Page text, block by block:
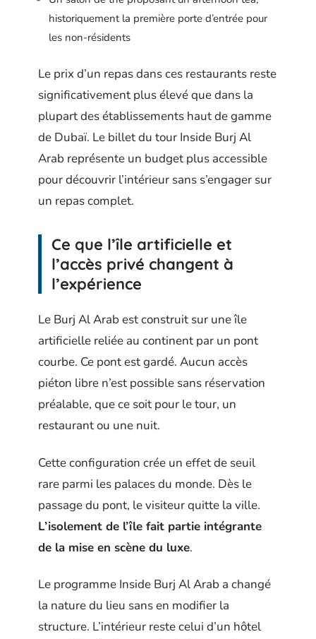
historiquement la première porte d’entrée pour
les non-résidents
Le prix d’un repas dans ces restaurants reste
significativement plus élevé que dans la
plupart des établissements haut de gamme
de Dubaï. Le billet du tour Inside Burj Al
Arab représente un budget plus accessible
pour découvrir l’intérieur sans s’engager sur
un repas complet.
Ce que l’île artificielle et
l’accès privé changent à
l’expérience
Le Burj Al Arab est construit sur une île
artificielle reliée au continent par un pont
courbe. Ce pont est gardé. Aucun accès
piéton libre n’est possible sans réservation
préalable, que ce soit pour le tour, un
restaurant ou une nuit.
Cette configuration crée un effet de seuil
rare parmi les palaces du monde. Dès le
passage du pont, le visiteur quitte la ville.
L’isolement de l’île fait partie intégrante
de la mise en scène du luxe.
Le programme Inside Burj Al Arab a changé
la nature du lieu sans en modifier la
structure. L’intérieur reste celui d’un hôtel